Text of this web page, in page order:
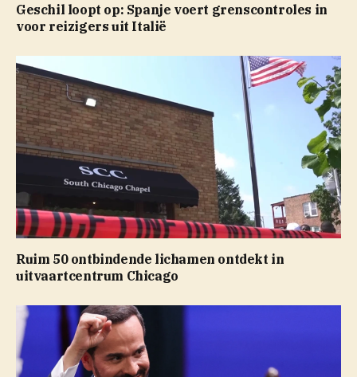
Geschil loopt op: Spanje voert grenscontroles in
voor reizigers uit Italië
Ruim 50 ontbindende lichamen ontdekt in
uitvaartcentrum Chicago